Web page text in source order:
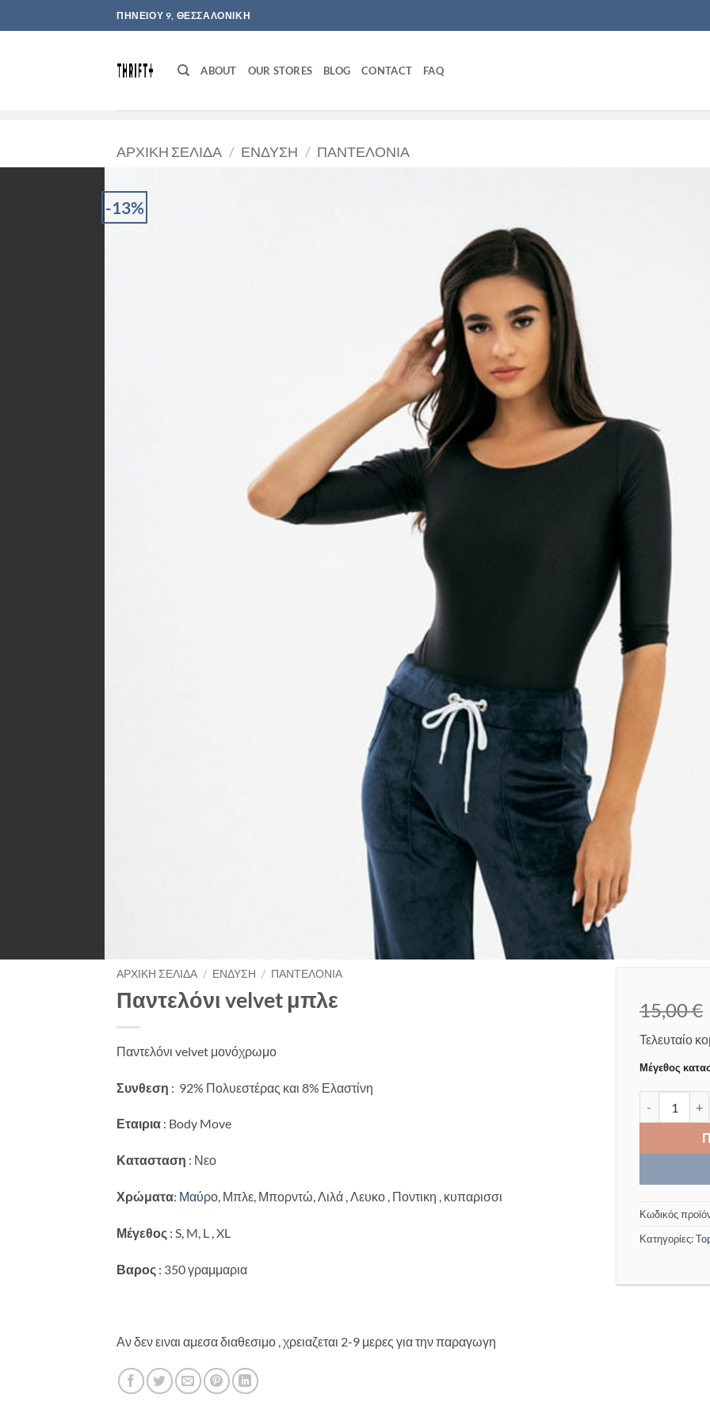
στο
ΠΗΝΕΙΟΥ 9, ΘΕΣΣΑΛΟΝΙΚΗ
ABOUT OUR STORES BLOG CONTACT FAQ
ΑΡΧΙΚΉ ΣΕΛΊΔΑ / ΈΝΔΥΣΗ / ΠΑΝΤΕΛΌΝΙΑ
-13%
ΑΡΧΙΚΉ ΣΕΛΊΔΑ / ΈΝΔΥΣΗ / ΠΑΝΤΕΛΌΝΙΑ
Παντελόνι velvet μπλε
Παντελόνι velvet μονόχρωμο
Συνθεση : 92% Πολυεστέρας και 8% Ελαστίνη
Εταιρια : Body Move
Κατασταση : Νεο
Χρώματα: Μαύρο, Μπλε, Μπορντώ, Λιλά , Λευκο , Ποντικη , κυπαρισσι
Μέγεθος : S, M, L , XL
Βαρος : 350 γραμμαρια
Αν δεν ειναι αμεσα διαθεσιμο , χρειαζεται 2-9 μερες για την παραγωγη
15,00€
Τελευταίο
Μέγεθος
Κωδικός
Κατηγορίες: